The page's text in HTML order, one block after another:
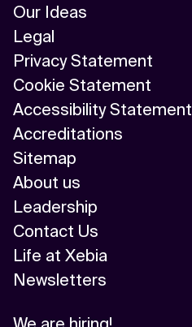
Our Ideas
Legal
Privacy Statement
Cookie Statement
Accessibility Statement
Accreditations
Sitemap
About us
Leadership
Contact Us
Life at Xebia
Newsletters